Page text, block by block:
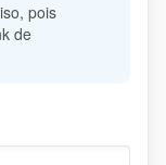
pois
de